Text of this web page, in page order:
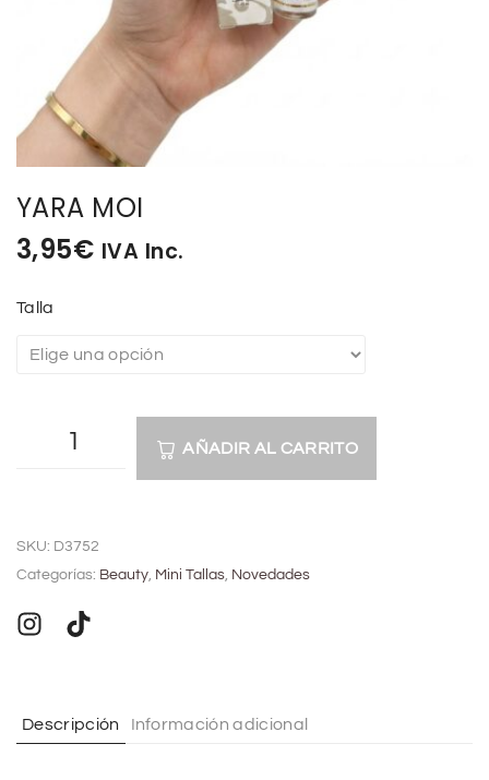
TECNOLOGIA
HOGAR
YARA MOI
3,95€ IVA Inc.
Talla
AÑADIR AL CARRITO
t
r
i
SKU: D3752
Categorías: Beauty, Mini Tallas, Novedades
Descripción Información adicional